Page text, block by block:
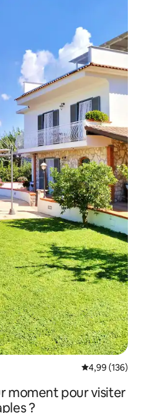
Évaluation
4,99 (136)
moment pour visiter
?